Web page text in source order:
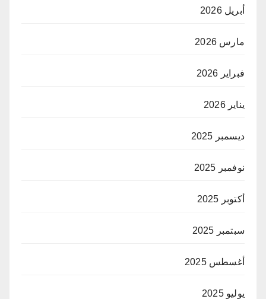
أبريل 2026
مارس 2026
فبراير 2026
يناير 2026
ديسمبر 2025
نوفمبر 2025
أكتوبر 2025
سبتمبر 2025
أغسطس 2025
يوليو 2025